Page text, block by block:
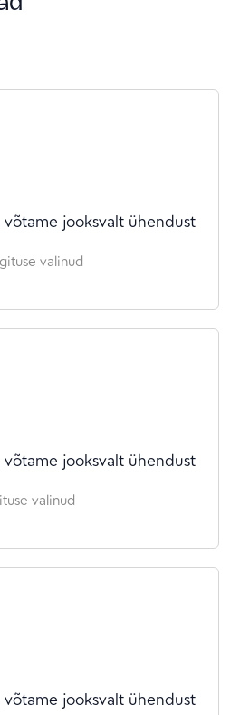
võtame jooksvalt ühendust
valinud
võtame jooksvalt ühendust
valinud
võtame jooksvalt ühendust